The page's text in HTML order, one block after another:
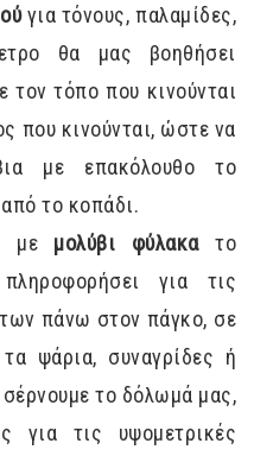
για τόνους, παλαμίδες,
θα μας βοηθήσει
τον τόπο που κινούνται
που κινούνται, ώστε να
με επακόλουθο το
το κοπάδι.
με μολύβι φύλακατο
για τις
πάνω στον πάγκο, σε
ψάρια, συναγρίδες ή
το δόλωμά μας,
για τις υψομετρικές